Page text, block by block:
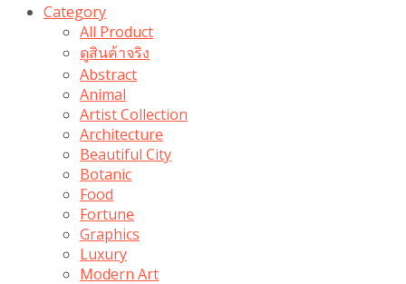
Category
All Product
ดูสินค้าจริง
Abstract
Animal
Artist Collection
Architecture
Beautiful City
Botanic
Food
Fortune
Graphics
Luxury
Modern Art